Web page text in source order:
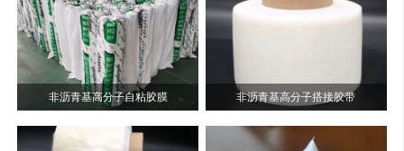
非沥青基高分子自粘胶膜 非沥青基高分子搭接胶带